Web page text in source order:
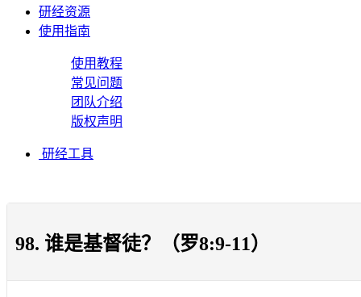
研经资源
使用指南
使用教程
常见问题
团队介绍
版权声明
研经工具
98. 谁是基督徒？（罗8:9-11）